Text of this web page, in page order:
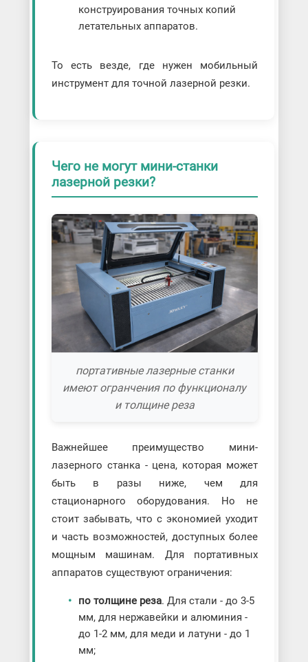
конструирования точных копий
летательных аппаратов.
То есть везде, где нужен мобильный
инструмент для точной лазерной резки.
Чего не могут мини-станки
лазерной резки?
портативные лазерные станки
имеют огранчения по функционалу
и толщине реза
Важнейшее преимущество мини-
лазерного станка - цена, которая может
быть в разы ниже, чем для
стационарного оборудования. Но не
стоит забывать, что с экономией уходит
и часть возможностей, доступных более
мощным машинам. Для портативных
аппаратов существуют ограничения:
по толщине реза. Для стали - до 3-5
мм, для нержавейки и алюминия -
до 1-2 мм, для меди и латуни - до 1
мм;